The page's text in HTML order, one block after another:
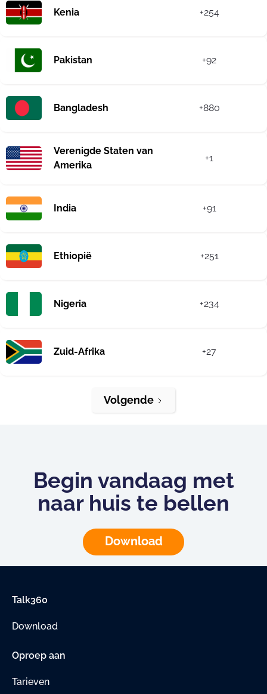
Kenia +254
Pakistan +92
Bangladesh +880
Verenigde Staten van
Amerika
+1
India +91
Ethiopië +251
Nigeria +234
Zuid-Afrika +27
Volgende
Begin vandaag met
naar huis te bellen
Download
Talk360
Download
Oproep aan
Tarieven